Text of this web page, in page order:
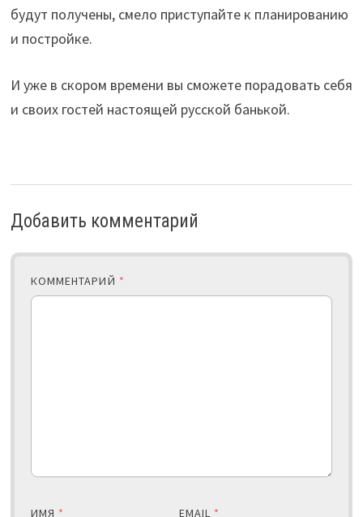
будут получены, смело приступайте к планированию
и постройке.
И уже в скором времени вы сможете порадовать себя
и своих гостей настоящей русской банькой.
Добавить комментарий
КОММЕНТАРИЙ *
ИМЯ * EMAIL *